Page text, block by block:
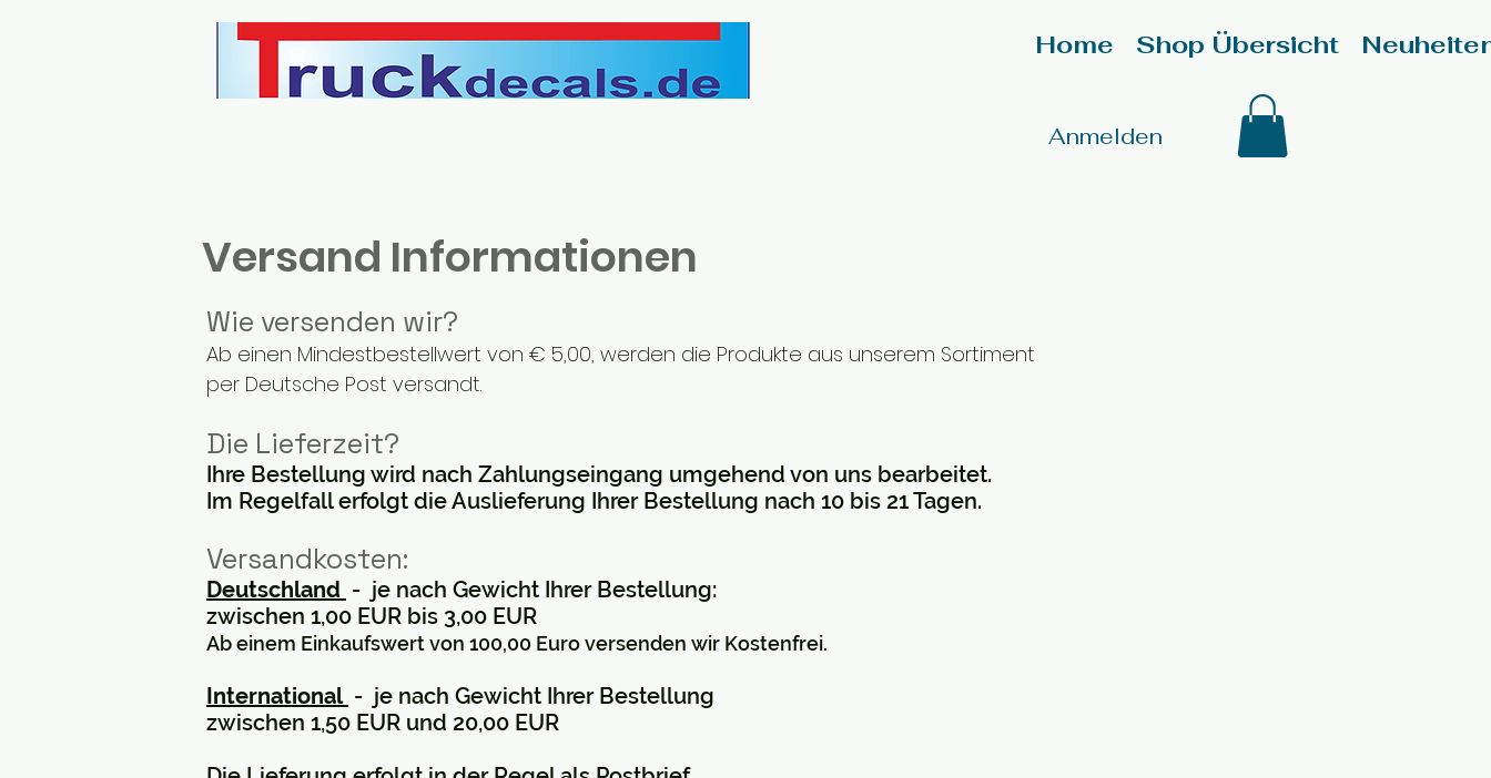
Home Shop Übersicht
Anmelden
Versand Informationen
Wie versenden wir?
Ab einen Mindestbestellwert von € 5,00, werden die Produkte aus unserem Sortiment
per Deutsche Post versandt.
Die Lieferzeit?
Ihre Bestellung wird nach Zahlungseingang umgehend von uns bearbeitet.
Im Regelfall erfolgt die Auslieferung Ihrer Bestellung nach 10 bis 21 Tagen.
Versandkosten:
Deutschland - je nach Gewicht Ihrer Bestellung:
zwischen 1,00 EUR bis 3,00 EUR
Ab einem Einkaufswert von 100,00 Euro versenden wir Kostenfrei.
International - je nach Gewicht Ihrer Bestellung
zwischen 1,50 EUR und 20,00 EUR